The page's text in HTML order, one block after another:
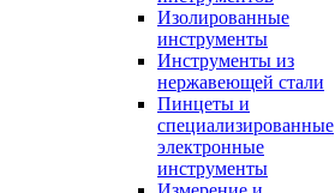
Изолированные
инструменты
Инструменты из
нержавеющей стали
Пинцеты и
специализированные
электронные
инструменты